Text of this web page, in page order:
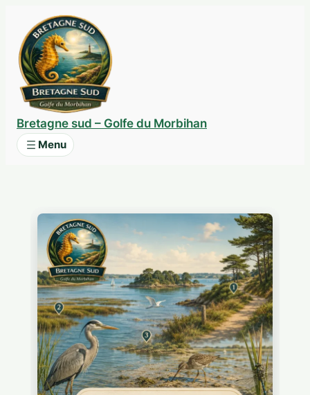
contenu
Bretagne sud – Golfe du Morbihan